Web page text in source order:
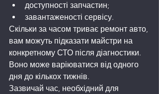
доступності запчастин;
завантаженості сервісу.
Скільки за часом триває ремонт авто,
вам можуть підказати майстри на
конкретному СТО після діагностики.
Воно може варіюватися від одного
дня до кількох тижнів.
Зазвичай час, необхідний для